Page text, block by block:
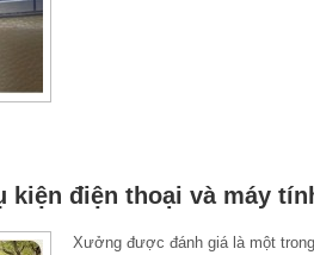
kiện điện thoại và máy
Xưởng được đánh giá là một